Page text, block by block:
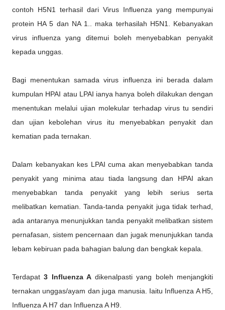
contoh H5N1 terhasil dari Virus Influenza yang mempunyai
protein HA 5 dan NA 1.. maka terhasilah H5N1. Kebanyakan
virus influenza yang ditemui boleh menyebabkan penyakit
kepada unggas.
Bagi menentukan samada virus influenza ini berada dalam
kumpulan HPAI atau LPAI ianya hanya boleh dilakukan dengan
menentukan melalui ujian molekular terhadap virus tu sendiri
dan ujian kebolehan virus itu menyebabkan penyakit dan
kematian pada ternakan.
Dalam kebanyakan kes LPAI cuma akan menyebabkan tanda
penyakit yang minima atau tiada langsung dan HPAI akan
menyebabkan tanda penyakit yang lebih serius serta
melibatkan kematian. Tanda-tanda penyakit juga tidak terhad,
ada antaranya menunjukkan tanda penyakit melibatkan sistem
pernafasan, sistem pencernaan dan jugak menunjukkan tanda
lebam kebiruan pada bahagian balung dan bengkak kepala.
Terdapat3 Influenza A dikenalpasti yang boleh menjangkiti
ternakan unggas/ayam dan juga manusia. Iaitu Influenza A H5,
Influenza A H7 dan Influenza A H9.